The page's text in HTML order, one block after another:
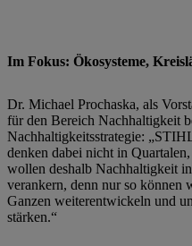
Im Fokus: Ökosysteme,
Dr. Michael Prochaska, als
für den Bereich Nachhaltigkeit
Nachhaltigkeitsstrategie:
denken dabei nicht in
wollen deshalb Nachhaltigkeit
verankern, denn nur so
Ganzen weiterentwickeln und
stärken.“